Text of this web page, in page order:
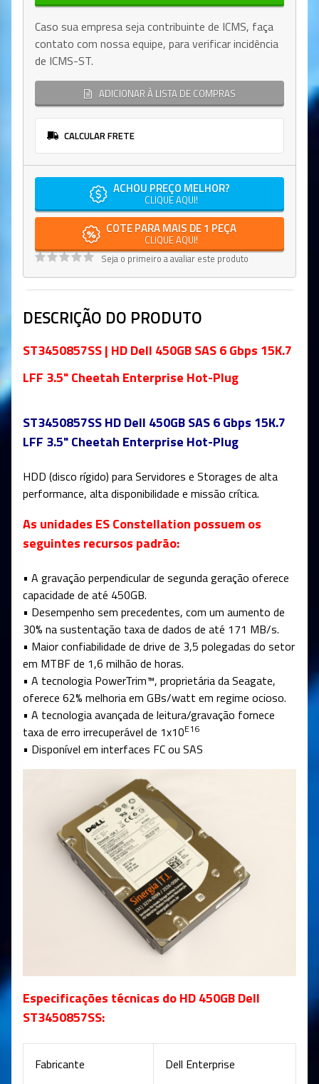
Caso sua empresa seja contribuinte de ICMS, faça
contato com nossa equipe, para verificar incidência
de ICMS-ST.
ADICIONAR À LISTA DE COMPRAS
CALCULAR FRETE
ACHOU PREÇO MELHOR?
CLIQUE AQUI!
COTE PARA MAIS DE 1 PEÇA
CLIQUE AQUI!
Seja o primeiro a avaliar este produto
DESCRIÇÃO DO PRODUTO
ST3450857SS | HD Dell 450GB SAS 6 Gbps 15K.7
LFF 3.5" Cheetah Enterprise Hot-Plug
ST3450857SS HD Dell 450GB SAS 6 Gbps 15K.7
LFF 3.5" Cheetah Enterprise Hot-Plug
HDD (disco rígido) para Servidores e Storages de alta
performance, alta disponibilidade e missão crítica.
As unidades ES Constellation possuem os
seguintes recursos padrão:
• A gravação perpendicular de segunda geração oferece
capacidade de até 450GB.
• Desempenho sem precedentes, com um aumento de
30% na sustentação taxa de dados de até 171 MB/s.
• Maior confiabilidade de drive de 3,5 polegadas do setor
em MTBF de 1,6 milhão de horas.
• A tecnologia PowerTrim™, proprietária da Seagate,
oferece 62% melhoria em GBs/watt em regime ocioso.
• A tecnologia avançada de leitura/gravação fornece
taxa de erro irrecuperável de 1x10E16
• Disponível em interfaces FC ou SAS
Especificações técnicas do HD 450GB Dell
ST3450857SS:
Fabricante Dell Enterprise